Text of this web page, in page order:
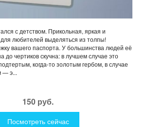
с детством. Прикольная, яркая и
любителей выделяться из толпы!
вашего паспорта. У большинства людей её
до чертиков скучна: в лучшем случае это
когда-то золотым гербом, в случае
— э...
150 руб.
Посмотреть сейчас